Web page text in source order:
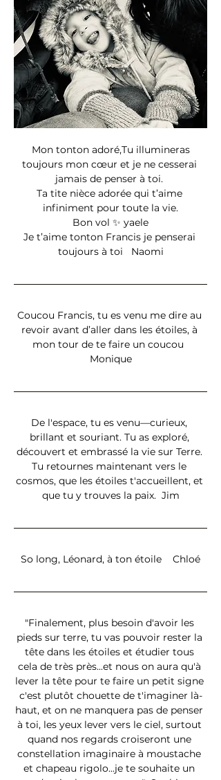
Mon tonton adoré,Tu illumineras
toujours mon cœur et je ne cesserai
jamais de penser à toi.
Ta tite nièce adorée qui t’aime
infiniment pour toute la vie.
Bon vol ✨ yaele
Je t’aime tonton Francis je penserai
toujours à toi   Naomi
Coucou Francis, tu es venu me dire au
revoir avant d’aller dans les étoiles, à
mon tour de te faire un coucou
Monique
De l'espace, tu es venu—curieux,
brillant et souriant. Tu as exploré,
découvert et embrassé la vie sur Terre.
Tu retournes maintenant vers le
cosmos, que les étoiles t'accueillent, et
que tu y trouves la paix.  Jim
So long, Léonard, à ton étoile    Chloé
"Finalement, plus besoin d'avoir les
pieds sur terre, tu vas pouvoir rester la
tête dans les étoiles et étudier tous
cela de très près...et nous on aura qu'à
lever la tête pour te faire un petit signe
c'est plutôt chouette de t'imaginer là-
haut, et on ne manquera pas de penser
à toi, les yeux lever vers le ciel, surtout
quand nos regards croiseront une
constellation imaginaire à moustache
et chapeau rigolo...je te souhaite un